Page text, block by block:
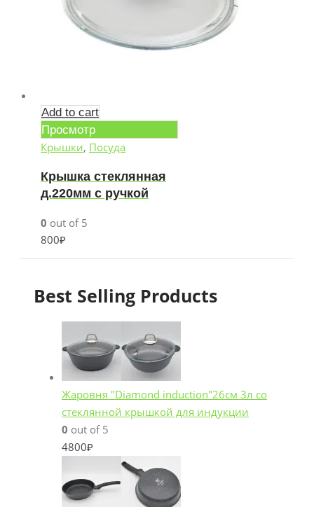
Add to cart
Просмотр
Крышки, Посуда
Крышка стеклянная
д.220мм с ручкой
0 out of 5
800₽
Best Selling Products
Жаровня "Diamond induction"26см 3л со
стеклянной крышкой для индукции
0 out of 5
4800₽